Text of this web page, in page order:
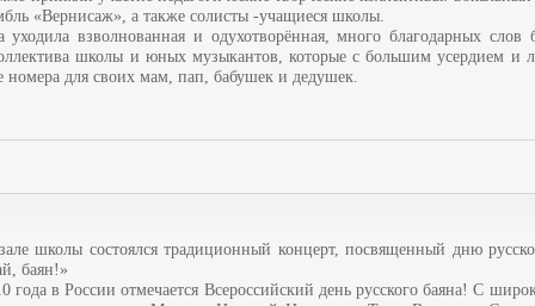
«Вернисаж», а также солисты -учащиеся школы.
уходила взволнованная и одухотворённая, много благодарных слов
школы и юных музыкантов, которые с большим усердием и
номера для своих мам, пап, бабушек и дедушек.
школы состоялся традиционный концерт, посвященный дню
баян!»
года в России отмечается Всероссийский день русского баяна! С